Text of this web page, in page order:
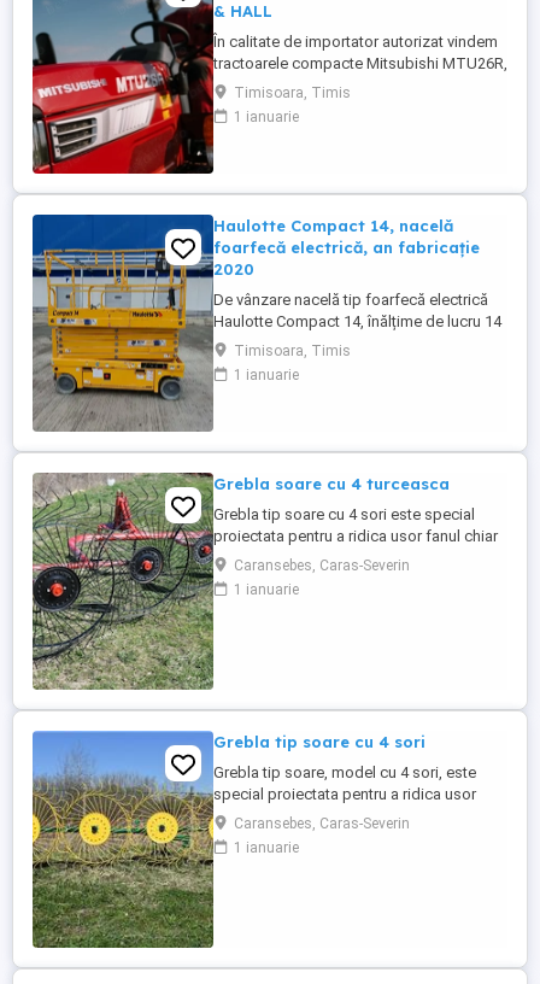
& HALL
În calitate de importator autorizat vindem
tractoarele compacte Mitsubishi MTU26R,
un tractor proiectat și fabricat integral în
Japonia, recunoscut pentru fiabilitatea sa
legendară și eficiența în spații restrânse.
MTU26R ...
Timisoara, Timis
1 ianuarie
Haulotte Compact 14, nacelă
foarfecă electrică, an fabricație
2020
De vânzare nacelă tip foarfecă electrică
Haulotte Compact 14, înălțime de lucru 14
m, an fabricație 2020, ore funcționare 570,
stare foarte bună de funcționarepreț 7000
euro +TVA
Timisoara, Timis
1 ianuarie
Grebla soare cu 4 turceasca
Grebla tip soare cu 4 sori este special
proiectata pentru a ridica usor fanul chiar
de pe un teren accidentat.De asemenea
aceasta grebla poate fi utilizata pentru
adunat,rasfirat sau intors fanul. Transport
Caransebes, Caras-Severin
1 ianuarie
Grebla tip soare cu 4 sori
Grebla tip soare, model cu 4 sori, este
special proiectata pentru a ridica usor
fanul chiar de pe un teren accidentat. De
asemenea aceasta grebla poate fi utilizata
pentru adunat,rasfirat sau intors fanul. La
Caransebes, Caras-Severin
1 ianuarie